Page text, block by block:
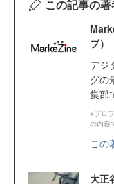
この記事の
ブ）
デジ
グの
集部
※プロ
の内容
この
大正